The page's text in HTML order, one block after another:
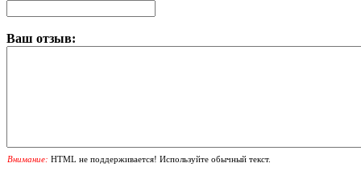
Ваш отзыв:
Внимание: HTML не поддерживается! Используйте обычный текст.